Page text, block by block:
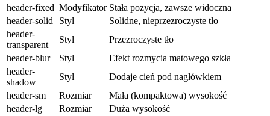
header-fixed Modyfikator Stała pozycja, zawsze widoczna
header-solid
Styl
Solidne, nieprzezroczyste tło
header-
transparent
Styl
Przezroczyste tło
header-blur
Styl
Efekt rozmycia matowego szkła
header-
shadow
Styl
Dodaje cień pod nagłówkiem
header-sm
Rozmiar
Mała (kompaktowa) wysokość
header-lg
Rozmiar Duża wysokość